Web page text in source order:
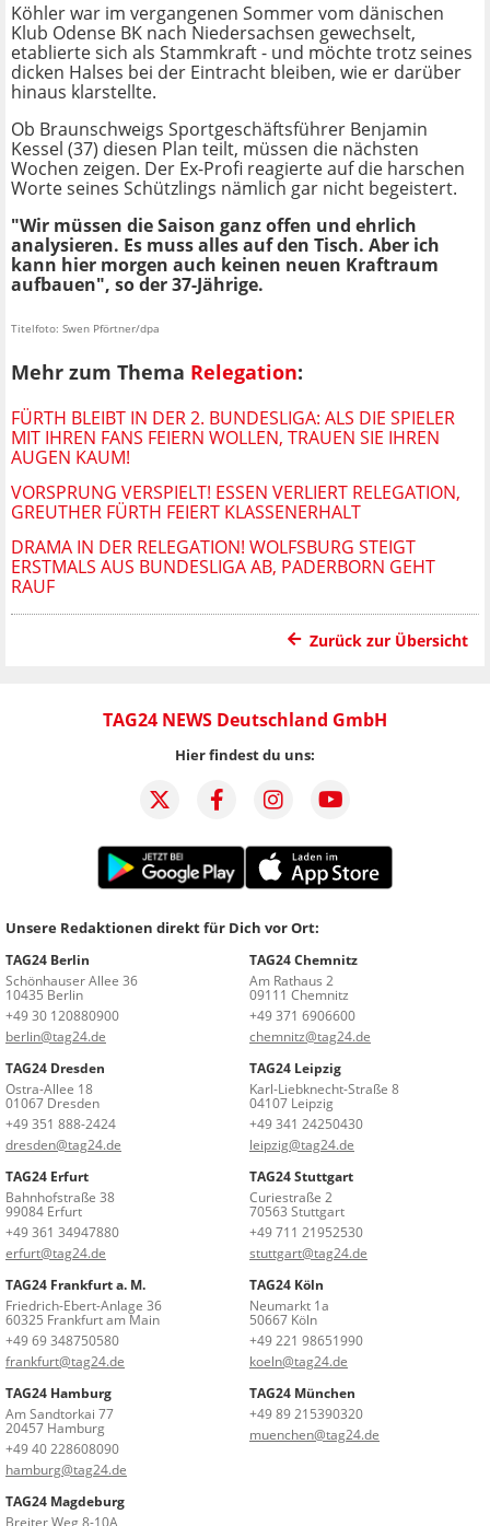
Köhler war im vergangenen Sommer vom dänischen
Klub Odense BK nach Niedersachsen gewechselt,
etablierte sich als Stammkraft - und möchte trotz seines
dicken Halses bei der Eintracht bleiben, wie er darüber
hinaus klarstellte.
Ob Braunschweigs Sportgeschäftsführer Benjamin
Kessel (37) diesen Plan teilt, müssen die nächsten
Wochen zeigen. Der Ex-Profi reagierte auf die harschen
Worte seines Schützlings nämlich gar nicht begeistert.
"Wir müssen die Saison ganz offen und ehrlich
analysieren. Es muss alles auf den Tisch. Aber ich
kann hier morgen auch keinen neuen Kraftraum
aufbauen", so der 37-Jährige.
Titelfoto: Swen Pförtner/dpa
Mehr zum Thema Relegation:
FÜRTH BLEIBT IN DER 2. BUNDESLIGA: ALS DIE SPIELER
MIT IHREN FANS FEIERN WOLLEN, TRAUEN SIE IHREN
AUGEN KAUM!
VORSPRUNG VERSPIELT! ESSEN VERLIERT RELEGATION,
GREUTHER FÜRTH FEIERT KLASSENERHALT
DRAMA IN DER RELEGATION! WOLFSBURG STEIGT
ERSTMALS AUS BUNDESLIGA AB, PADERBORN GEHT
RAUF
Zurück zur Übersicht
TAG24 NEWS Deutschland GmbH
Hier findest du uns:
Unsere Redaktionen direkt für Dich vor Ort:
TAG24 Berlin
Schönhauser Allee 36
10435 Berlin
+49 30 120880900
berlin@tag24.de
TAG24 Chemnitz
Am Rathaus 2
09111 Chemnitz
+49 371 6906600
chemnitz@tag24.de
TAG24 Dresden
Ostra-Allee 18
01067 Dresden
+49 351 888-2424
dresden@tag24.de
TAG24 Leipzig
Karl-Liebknecht-Straße 8
04107 Leipzig
+49 341 24250430
leipzig@tag24.de
TAG24 Erfurt
Bahnhofstraße 38
99084 Erfurt
+49 361 34947880
erfurt@tag24.de
TAG24 Stuttgart
Curiestraße 2
70563 Stuttgart
+49 711 21952530
stuttgart@tag24.de
TAG24 Frankfurt a. M.
Friedrich-Ebert-Anlage 36
60325 Frankfurt am Main
+49 69 348750580
frankfurt@tag24.de
TAG24 Köln
Neumarkt 1a
50667 Köln
+49 221 98651990
koeln@tag24.de
TAG24 Hamburg
Am Sandtorkai 77
20457 Hamburg
+49 40 228608090
hamburg@tag24.de
TAG24 München
+49 89 215390320
muenchen@tag24.de
TAG24 Magdeburg
Breiter Weg 8-10A